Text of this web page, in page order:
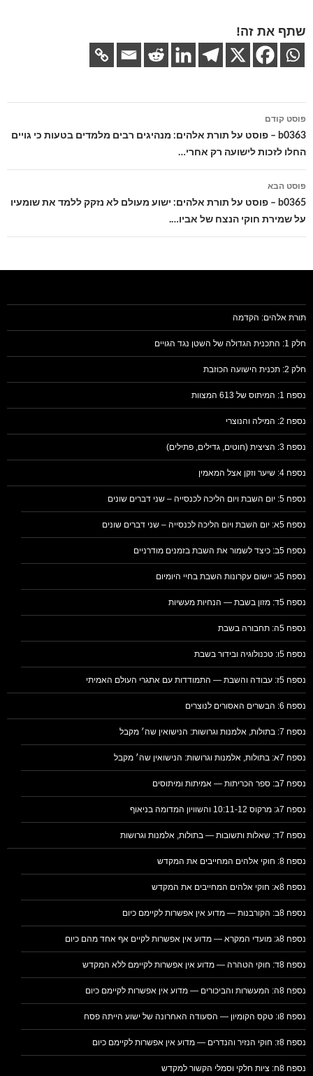
שתף את זה!
ניווט
בפוסטים
פוסט קודם
b0363 – פוסט על תורת אלהים: מנהיגים רבים מלמדים בטעות כי גויים
החלו לזכות לישועה רק אחרי…
פוסט הבא
b0365 – פוסט על תורת אלהים: ישוע מעולם לא נזקק ללמד את שומעיו
על שמירת חוקי הנצח של אביו….
תורת אלהים: הקדמה
חלק 1: התכנית הגדולה של השטן נגד הגויים
חלק 2: תכנית הישועה הכוזבת
נספח 1: המיתוס של 613 המצוות
נספח 2: המילה והנוצרי
נספח 3: הציצית (חוטים, גדילים, פתילים)
נספח 4: שיער וזקן אצל המאמין
נספח 5: יום השבת ויום הליכה לכנסייה – שני דברים שונים
נספח 5א: יום השבת ויום הליכה לכנסייה – שני דברים שונים
נספח 5ב: כיצד לשמור את השבת בזמנים מודרניים
נספח 5ג: יישום עקרונות השבת בחיי היומיום
נספח 5ד: מזון בשבת — הנחיות מעשיות
נספח 5ה: תחבורה בשבת
נספח 5ו: טכנולוגיה ובידור בשבת
נספח 5ז: עבודה והשבת — התמודדות עם אתגרי העולם האמיתי
נספח 6: הבשרים האסורים לנוצרים
נספח 7: בתולות, אלמנות וגרושות: הנישואין שה׳ מקבל
נספח 7א: בתולות, אלמנות וגרושות: הנישואין שה׳ מקבל
נספח 7ב: ספר הכריתות — אמיתות ומיתוסים
נספח 7ג: מרקוס 10:11-12 והשוויון המדומה בניאוף
נספח 7ד: שאלות ותשובות — בתולות, אלמנות וגרושות
נספח 8: חוקי אלהים המחייבים את המקדש
נספח 8א: חוקי אלהים המחייבים את המקדש
נספח 8ב: הקורבנות — מדוע אין אפשרות לקיימם כיום
נספח 8ג: מועדי המקרא — מדוע אין אפשרות לקיים אף אחד מהם כיום
נספח 8ד: חוקי הטהרה — מדוע אין אפשרות לקיימם ללא המקדש
נספח 8ה: המעשרות והביכורים — מדוע אין אפשרות לקיימם כיום
נספח 8ו: טקס הקומיון — הסעודה האחרונה של ישוע הייתה פסח
נספח 8ז: חוקי הנזיר והנדרים — מדוע אין אפשרות לקיימם כיום
נספח 8ח: ציות חלקי וסמלי הקשור למקדש